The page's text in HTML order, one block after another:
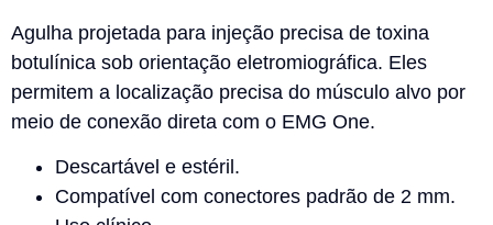
Agulha projetada para injeção precisa de toxina
botulínica sob orientação eletromiográfica. Eles
permitem a localização precisa do músculo alvo por
meio de conexão direta com o EMG One.
Descartável e estéril.
Compatível com conectores padrão de 2 mm.